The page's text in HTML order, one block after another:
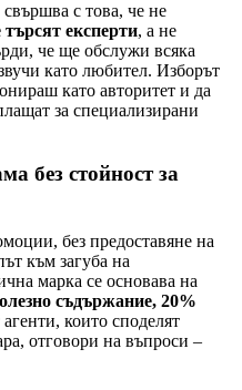
с това, че не
експерти, а не
че ще обслужи всяка
като любител. Изборът
като авторитет и да
за специализирани
без стойност за
без предоставяне на
към загуба на
марка се основава на
съдържание, 20%
които споделят
отговори на въпроси –